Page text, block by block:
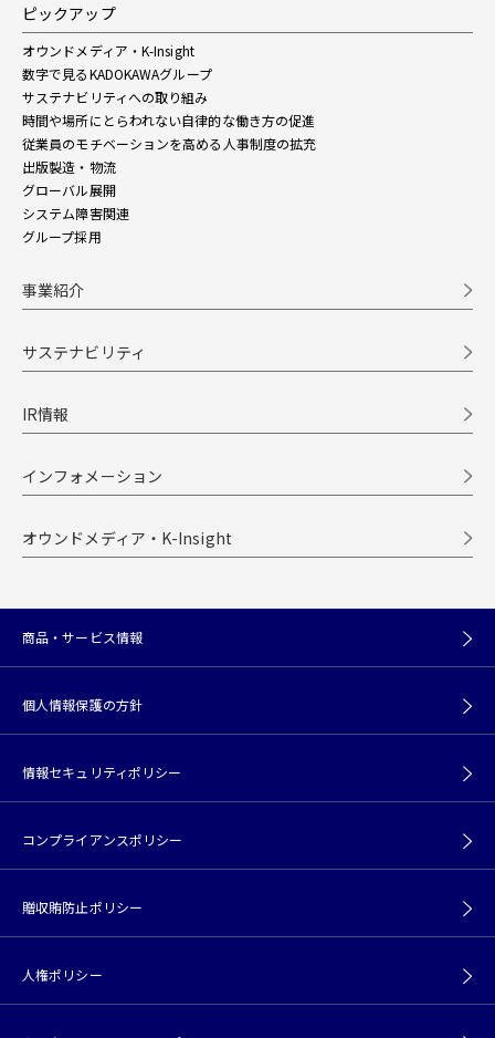
ピックアップ
オウンドメディア・K-Insight
数字で見るKADOKAWAグループ
サステナビリティへの取り組み
時間や場所にとらわれない自律的な働き方の促進
従業員のモチベーションを高める人事制度の拡充
出版製造・物流
グローバル展開
システム障害関連
グループ採用
事業紹介
サステナビリティ
IR情報
インフォメーション
オウンドメディア・K-Insight
商品・サービス情報
個人情報保護の方針
情報セキュリティポリシー
コンプライアンスポリシー
贈収賄防止ポリシー
人権ポリシー